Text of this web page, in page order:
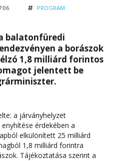
PROGRAM
balatonfüredi
a borászok
1,8 milliárd forintos
jelentett be
a járványhelyzet
érdekében a
elkülönített 25 milliárd
1,8 milliárd forintra
Tájékoztatása szerint a